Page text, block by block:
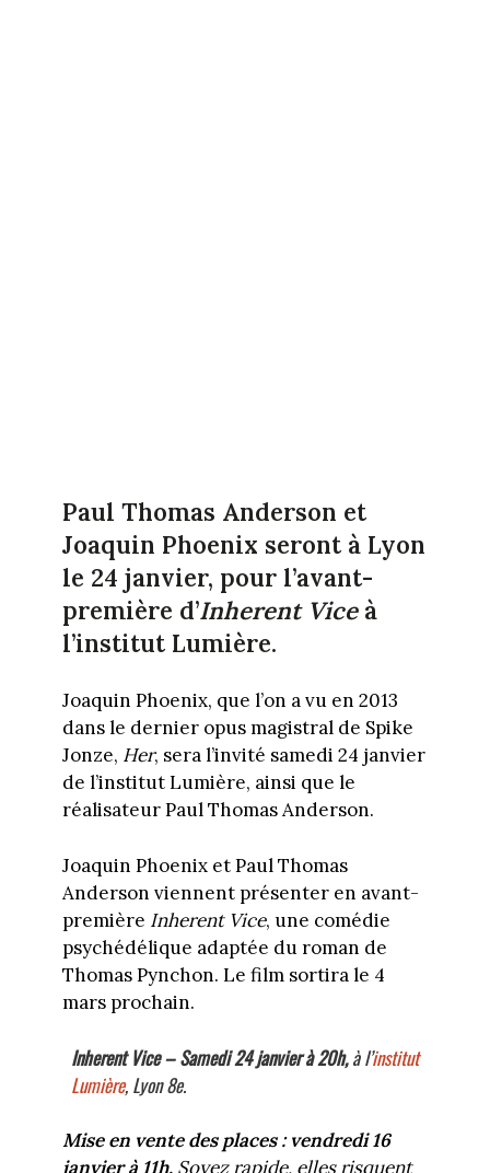
Paul Thomas Anderson et
Joaquin Phoenix seront à Lyon
le 24 janvier, pour l’avant-
première d’Inherent Viceà
l’institut Lumière.
Joaquin Phoenix, que l’on a vu en 2013
dans le dernier opus magistral de Spike
Jonze, Her, sera l’invité samedi 24 janvier
de l’institut Lumière, ainsi que le
réalisateur Paul Thomas Anderson.
Joaquin Phoenix et Paul Thomas
Anderson viennent présenter en avant-
première Inherent Vice, une comédie
psychédélique adaptée du roman de
Thomas Pynchon. Le film sortira le 4
mars prochain.
Inherent Vice – Samedi 24 janvier à 20h,à l’institut
Lumière, Lyon 8e.
Mise en vente des places : vendredi 16
janvier à 11h.Soyez rapide, elles risquent